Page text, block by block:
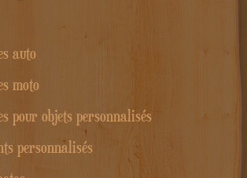
auto
moto
pour objets personnalisés
personnalisés